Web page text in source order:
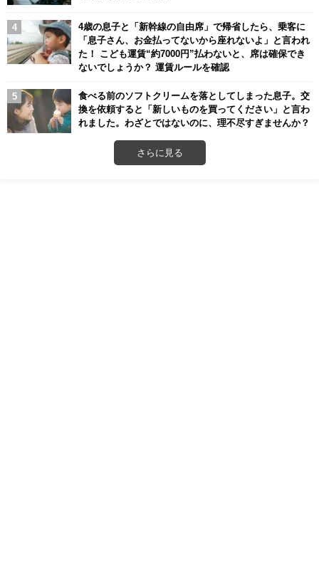
4歳の息子と「新幹線の自由席」で帰省したら、乗客に
「息子さん、お金払ってないから座れないよ」と言われ
た！ こども運賃“約7000円”払わないと、席は確保でき
ないでしょうか？ 運賃ルールを確認
食べる前のソフトクリームを落としてしまった息子。交
換を依頼すると「新しいものを買ってください」と言わ
れました。わざとではないのに、理不尽すぎませんか？
さらに見る